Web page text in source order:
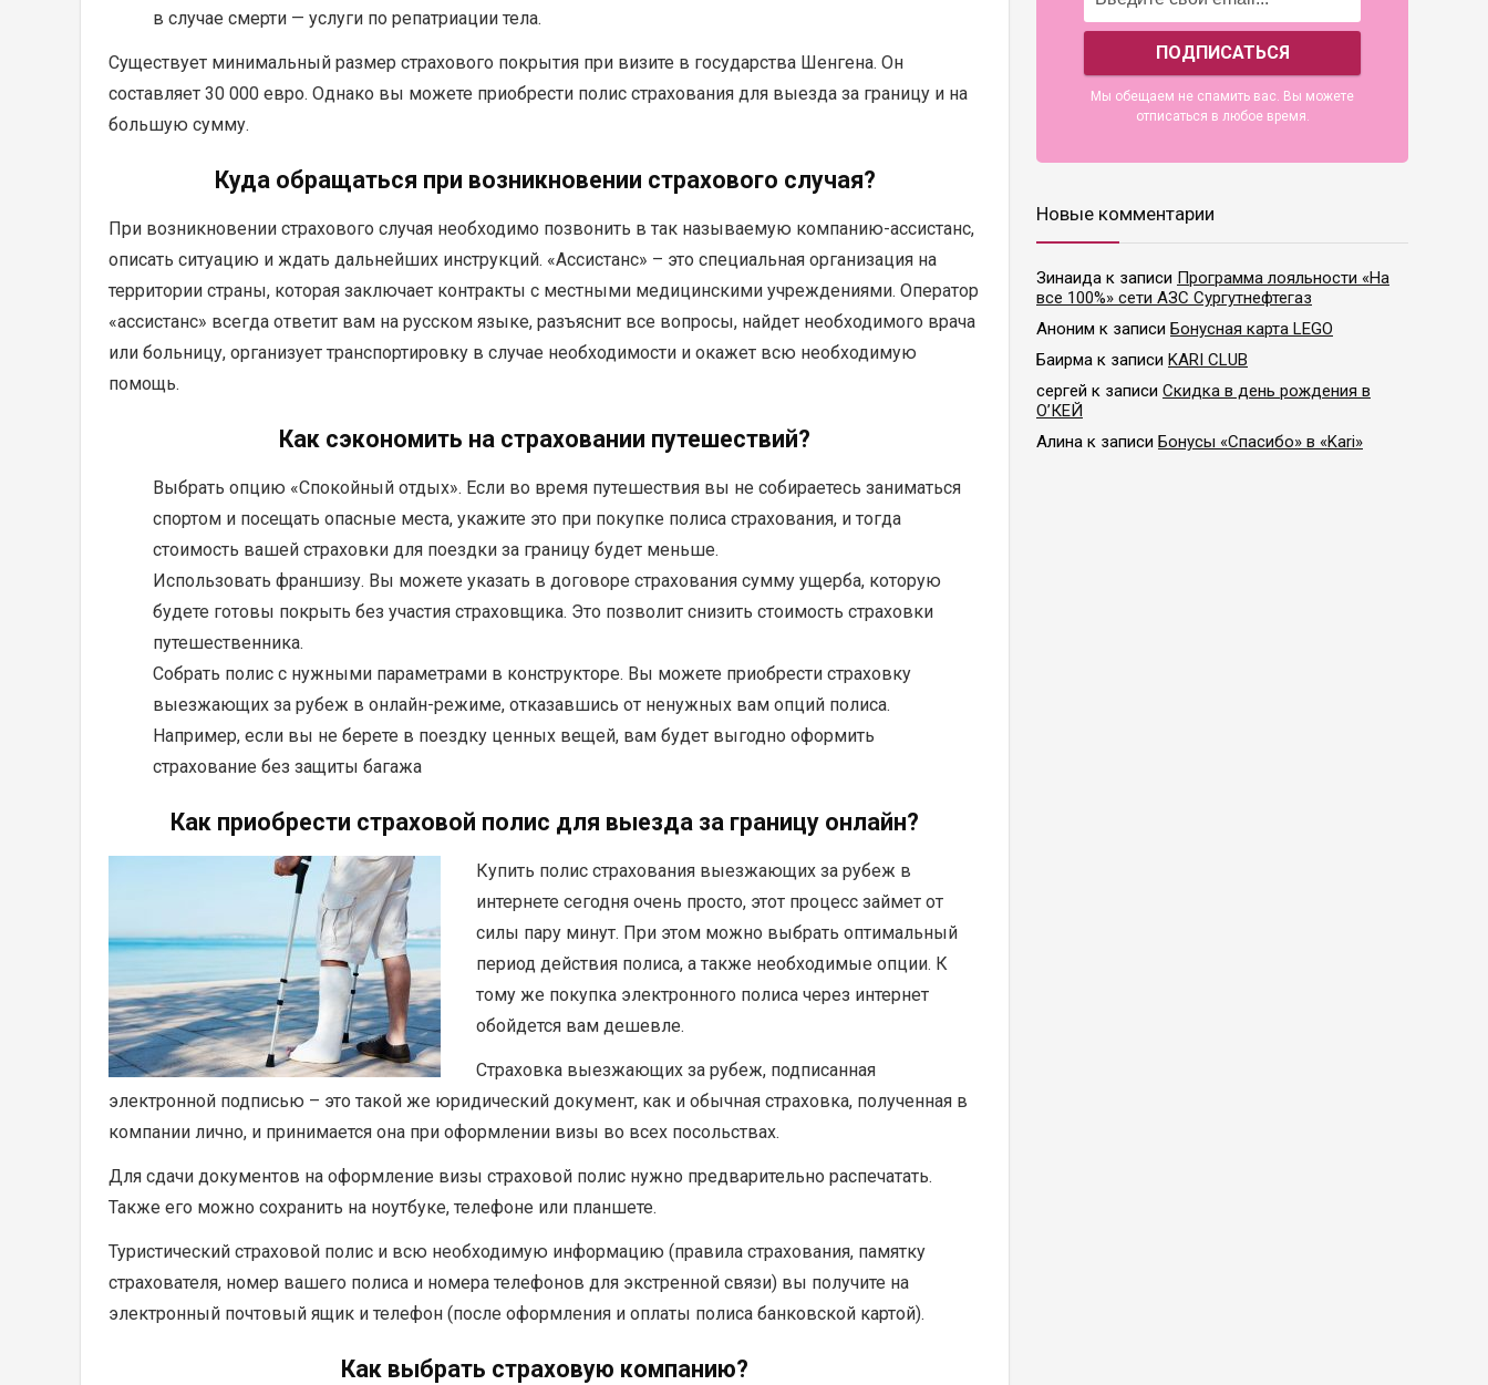
в случае смерти — услуги по репатриации тела.
Существует минимальный размер страхового покрытия при визите в государства Шенгена. Он
составляет 30 000 евро. Однако вы можете приобрести полис страхования для выезда за границу и на
большую сумму.
Куда обращаться при возникновении страхового случая?
При возникновении страхового случая необходимо позвонить в так называемую компанию-ассистанс,
описать ситуацию и ждать дальнейших инструкций. «Ассистанс» – это специальная организация на
территории страны, которая заключает контракты с местными медицинскими учреждениями. Оператор
«ассистанс» всегда ответит вам на русском языке, разъяснит все вопросы, найдет необходимого врача
или больницу, организует транспортировку в случае необходимости и окажет всю необходимую
помощь.
Как сэкономить на страховании путешествий?
Выбрать опцию «Спокойный отдых». Если во время путешествия вы не собираетесь заниматься
спортом и посещать опасные места, укажите это при покупке полиса страхования, и тогда
стоимость вашей страховки для поездки за границу будет меньше.
Использовать франшизу. Вы можете указать в договоре страхования сумму ущерба, которую
будете готовы покрыть без участия страховщика. Это позволит снизить стоимость страховки
путешественника.
Собрать полис с нужными параметрами в конструкторе. Вы можете приобрести страховку
выезжающих за рубеж в онлайн-режиме, отказавшись от ненужных вам опций полиса.
Например, если вы не берете в поездку ценных вещей, вам будет выгодно оформить
страхование без защиты багажа
Как приобрести страховой полис для выезда за границу онлайн?
Купить полис страхования выезжающих за рубеж в
интернете сегодня очень просто, этот процесс займет от
силы пару минут. При этом можно выбрать оптимальный
период действия полиса, а также необходимые опции. К
тому же покупка электронного полиса через интернет
обойдется вам дешевле.
Страховка выезжающих за рубеж, подписанная
электронной подписью – это такой же юридический документ, как и обычная страховка, полученная в
компании лично, и принимается она при оформлении визы во всех посольствах.
Для сдачи документов на оформление визы страховой полис нужно предварительно распечатать.
Также его можно сохранить на ноутбуке, телефоне или планшете.
Туристический страховой полис и всю необходимую информацию (правила страхования, памятку
страхователя, номер вашего полиса и номера телефонов для экстренной связи) вы получите на
электронный почтовый ящик и телефон (после оформления и оплаты полиса банковской картой).
Как выбрать страховую компанию?
Мы обещаем не спамить вас. Вы можете
отписаться в любое время.
Новые комментарии
Зинаида к записи Программа лояльности «На
все 100%» сети АЗС Сургутнефтегаз
Аноним к записи Бонусная карта LEGO
Баирма к записи KARI CLUB
сергей к записи Скидка в день рождения в
О’КЕЙ
Алина к записи Бонусы «Спасибо» в «Kari»